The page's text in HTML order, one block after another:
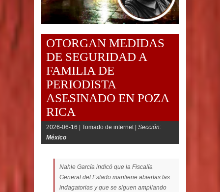
OTORGAN MEDIDAS
DE SEGURIDAD A
FAMILIA DE
PERIODISTA
ASESINADO EN POZA
RICA
2026-06-16 | Tomado de internet | Sección:
México
Nahle García indicó que la Fiscalía
General del Estado mantiene abiertas las
indagatorias y que se siguen ampliando